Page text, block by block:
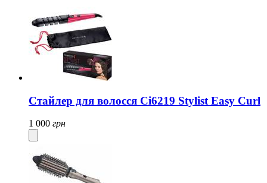
Стайлер для волосся Ci6219 Stylist Easy Curl
1 000 грн